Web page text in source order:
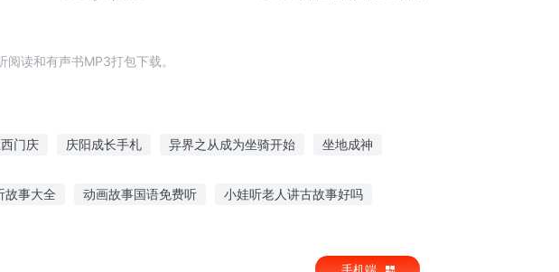
读和有声书MP3打包下载。
门庆 庆阳成长手札 异界之从成为坐骑开始 坐地成神
故事大全 动画故事国语免费听 小娃听老人讲古故事好吗